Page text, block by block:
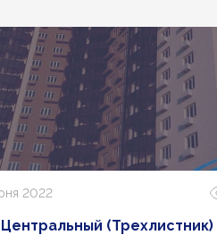
2022
(Трехлистник)